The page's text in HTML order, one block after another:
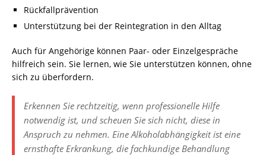
Rückfallprävention
Unterstützung bei der Reintegration in den Alltag
Auch für Angehörige können Paar- oder Einzelgespräche
hilfreich sein. Sie lernen, wie Sie unterstützen können, ohne
sich zu überfordern.
Erkennen Sie rechtzeitig, wenn professionelle Hilfe
notwendig ist, und scheuen Sie sich nicht, diese in
Anspruch zu nehmen. Eine Alkoholabhängigkeit ist eine
ernsthafte Erkrankung, die fachkundige Behandlung